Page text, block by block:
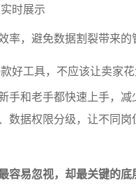
时展示
，避免数据割裂带来的
好工具，不应该让卖家
手和老手都快速上手，
据权限分级，让不同岗
易忽视，却最关键的底